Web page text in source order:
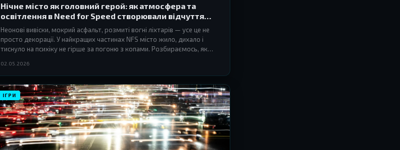
Нічне місто як головний герой: як атмосфера та
освітлення в Need for Speed створювали відчуття
нелегальних перегонів
Неонові вивіски, мокрий асфальт, розмиті вогні ліхтарів — усе це не
просто декорації. У найкращих частинах NFS місто жило, дихало і
тиснуло на психіку не гірше за погоню з копами. Розбираємось, як
02.05.2026
ІГРИ